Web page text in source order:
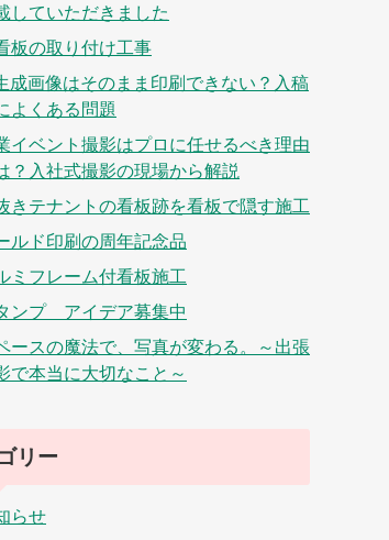
していただきました
板の取り付け工事
成画像はそのまま印刷できない？入稿
よくある問題
イベント撮影はプロに任せるべき理由
？入社式撮影の現場から解説
きテナントの看板跡を看板で隠す施工
ルド印刷の周年記念品
ミフレーム付看板施工
ンプ アイデア募集中
ースの魔法で、写真が変わる。～出張
で本当に大切なこと～
リー
らせ